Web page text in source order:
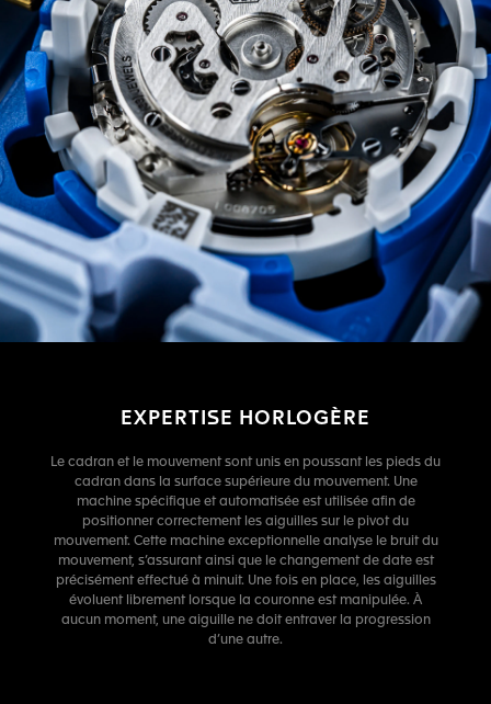
EXPERTISE HORLOGÈRE
Le cadran et le mouvement sont unis en poussant les pieds du
cadran dans la surface supérieure du mouvement. Une
machine spécifique et automatisée est utilisée afin de
positionner correctement les aiguilles sur le pivot du
mouvement. Cette machine exceptionnelle analyse le bruit du
mouvement, s’assurant ainsi que le changement de date est
précisément effectué à minuit. Une fois en place, les aiguilles
évoluent librement lorsque la couronne est manipulée. À
aucun moment, une aiguille ne doit entraver la progression
d’une autre.